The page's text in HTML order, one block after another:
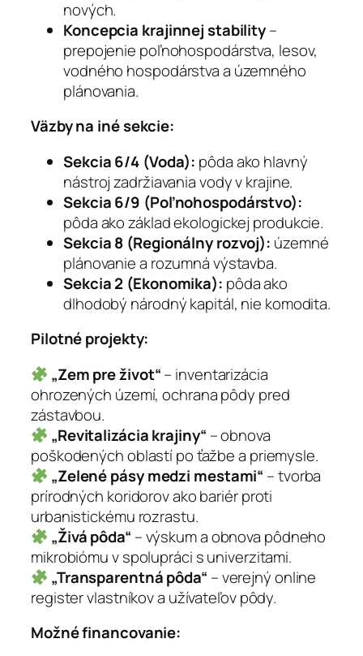
nových.
Koncepcia krajinnej stability–
prepojenie poľnohospodárstva, lesov,
vodného hospodárstva a územného
plánovania.
Väzby na iné sekcie:
Sekcia 6/4 (Voda): pôda ako hlavný
nástroj zadržiavania vody v krajine.
Sekcia 6/9 (Poľnohospodárstvo):
pôda ako základ ekologickej produkcie.
Sekcia 8 (Regionálny rozvoj): územné
plánovanie a rozumná výstavba.
Sekcia 2 (Ekonomika): pôda ako
dlhodobý národný kapitál, nie komodita.
Pilotné projekty:
„Zem pre život“– inventarizácia
ohrozených území, ochrana pôdy pred
zástavbou.
„Revitalizácia krajiny“ – obnova
poškodených oblastí po ťažbe a priemysle.
„Zelené pásy medzi mestami“ – tvorba
prírodných koridorov ako bariér proti
urbanistickému rozrastu.
„Živá pôda“ – výskum a obnova pôdneho
mikrobiómu v spolupráci s univerzitami.
„Transparentná pôda“ – verejný online
register vlastníkov a užívateľov pôdy.
Možné financovanie: